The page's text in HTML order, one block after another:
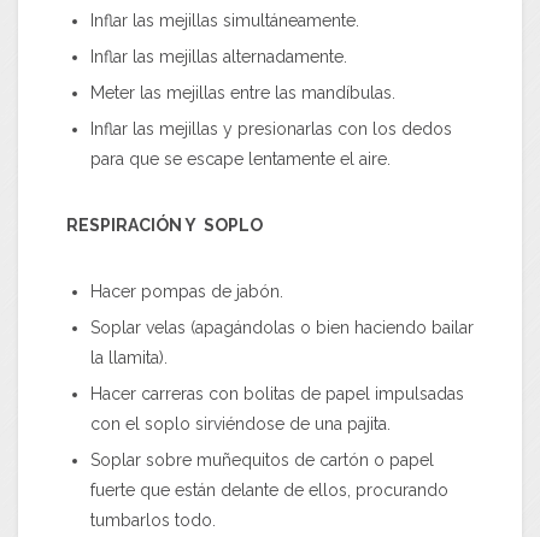
Inflar las mejillas simultáneamente.
Inflar las mejillas alternadamente.
Meter las mejillas entre las mandíbulas.
Inflar las mejillas y presionarlas con los dedos
para que se escape lentamente el aire.
RESPIRACIÓN Y SOPLO
Hacer pompas de jabón.
Soplar velas (apagándolas o bien haciendo bailar
la llamita).
Hacer carreras con bolitas de papel impulsadas
con el soplo sirviéndose de una pajita.
Soplar sobre muñequitos de cartón o papel
fuerte que están delante de ellos, procurando
tumbarlos todo.